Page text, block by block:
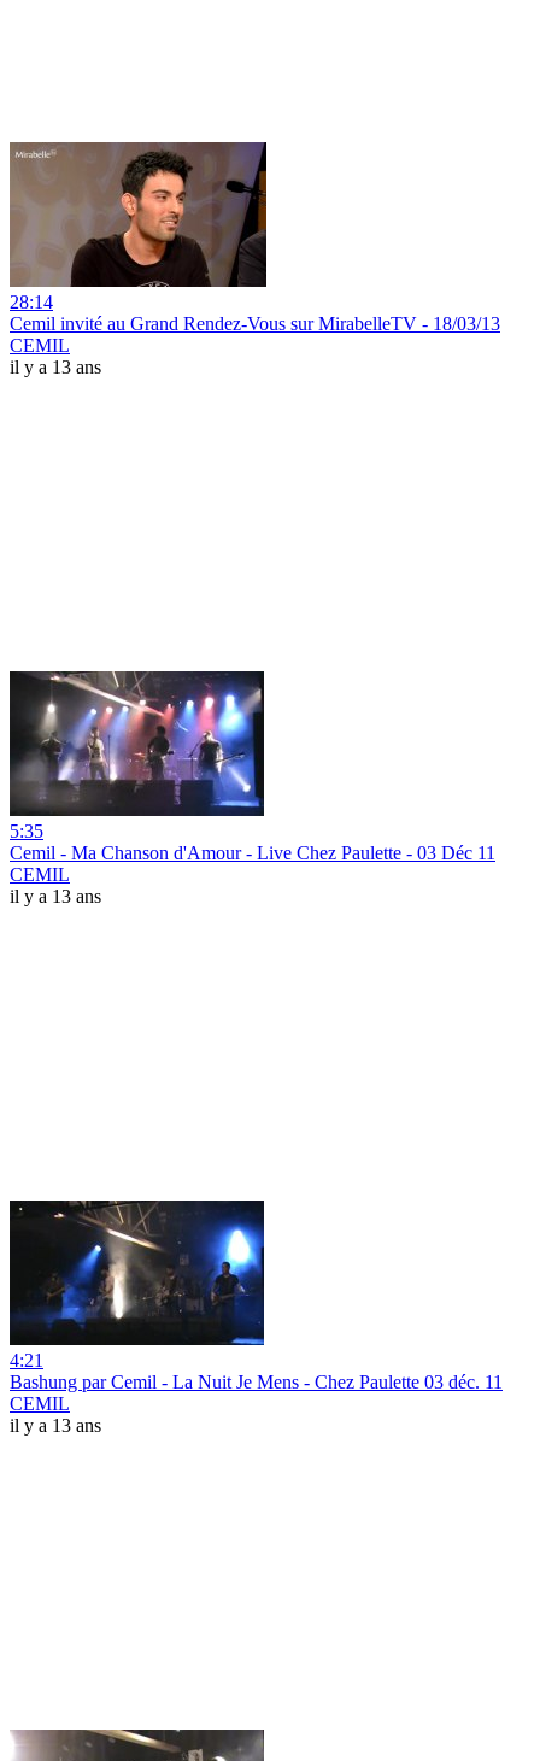
28:14
Cemil invité au Grand Rendez-Vous sur MirabelleTV - 18/03/13
CEMIL
il y a 13 ans
5:35
Cemil - Ma Chanson d'Amour - Live Chez Paulette - 03 Déc 11
CEMIL
il y a 13 ans
4:21
Bashung par Cemil - La Nuit Je Mens - Chez Paulette 03 déc. 11
CEMIL
il y a 13 ans